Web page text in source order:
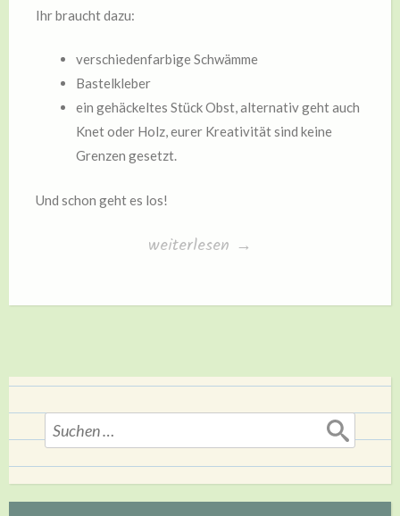
Ihr braucht dazu:
verschiedenfarbige Schwämme
Bastelkleber
ein gehäckeltes Stück Obst, alternativ geht auch
Knet oder Holz, eurer Kreativität sind keine
Grenzen gesetzt.
Und schon geht es los!
„Spieltorten
weiterlesen →
Suchen
nach: